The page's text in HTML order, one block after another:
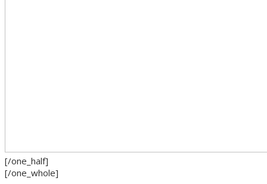
[/one_half]
[/one_whole]